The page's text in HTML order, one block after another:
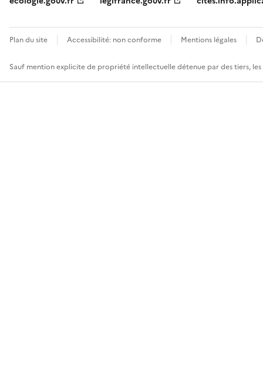
Plan du site Accessibilité: non conforme Mentions légales
Sauf mention explicite de propriété intellectuelle détenue par des tiers,